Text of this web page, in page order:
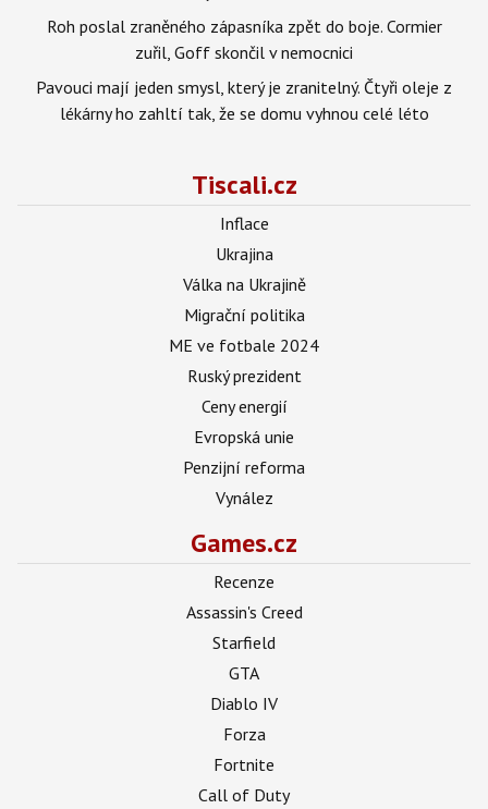
Roh poslal zraněného zápasníka zpět do boje. Cormier
zuřil, Goff skončil v nemocnici
Pavouci mají jeden smysl, který je zranitelný. Čtyři oleje z
lékárny ho zahltí tak, že se domu vyhnou celé léto
Tiscali.cz
Inflace
Ukrajina
Válka na Ukrajině
Migrační politika
ME ve fotbale 2024
Ruský prezident
Ceny energií
Evropská unie
Penzijní reforma
Vynález
Games.cz
Recenze
Assassin's Creed
Starfield
GTA
Diablo IV
Forza
Fortnite
Call of Duty